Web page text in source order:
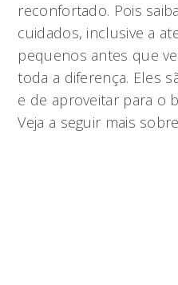
reconfortado. Pois
cuidados, inclusive a
pequenos antes que
toda a diferença. Eles
e de aproveitar para o
Veja a seguir mais